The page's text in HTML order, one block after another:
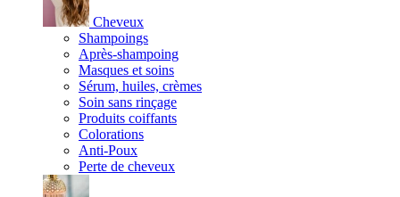
Cheveux
Shampoings
Après-shampoing
Masques et soins
Sérum, huiles, crèmes
Soin sans rinçage
Produits coiffants
Colorations
Anti-Poux
Perte de cheveux